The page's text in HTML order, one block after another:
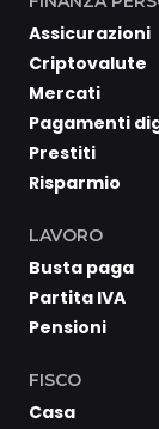
Assicurazioni
Criptovalute
Mercati
Pagamenti
Prestiti
Risparmio
LAVORO
Busta paga
Partita IVA
Pensioni
FISCO
Casa